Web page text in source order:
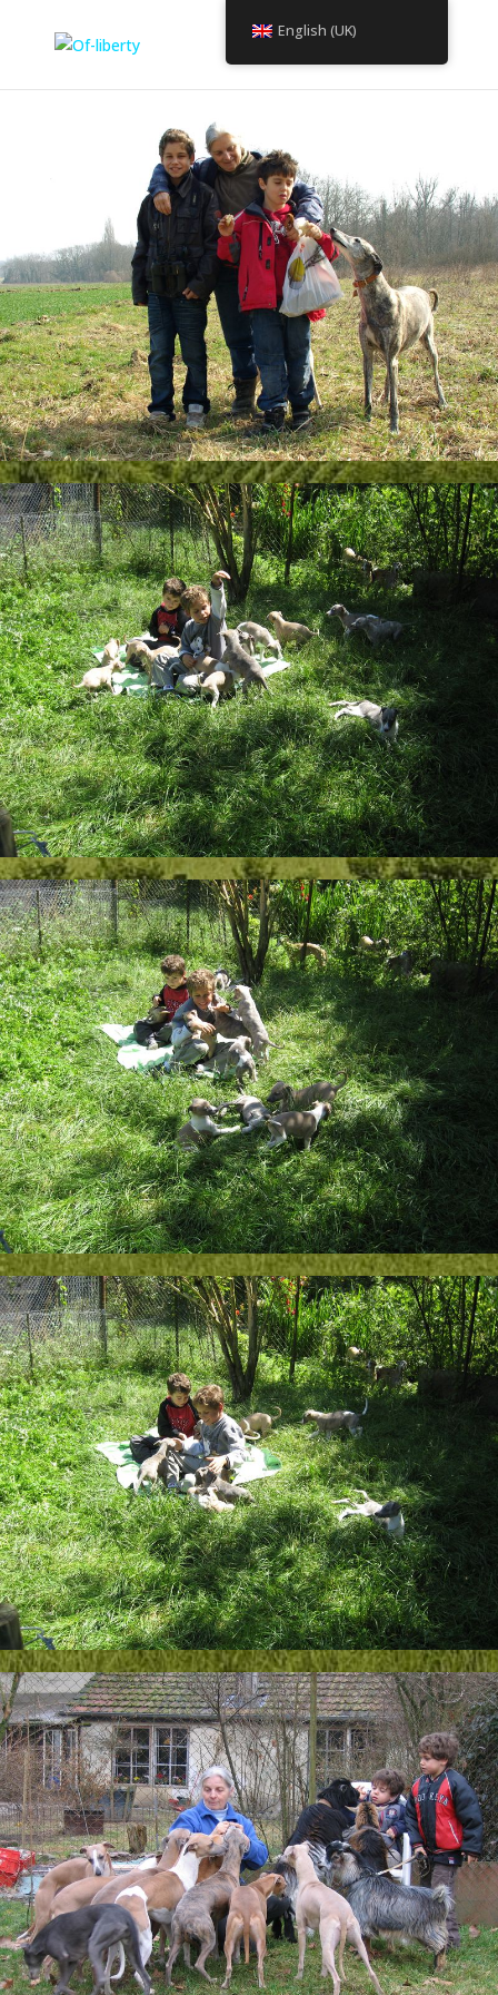
English (UK)